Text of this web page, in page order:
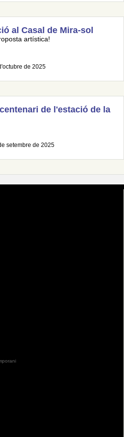
al Casal de Mira-sol
artística!
de 2025
de l'estació de la
setembre de 2025